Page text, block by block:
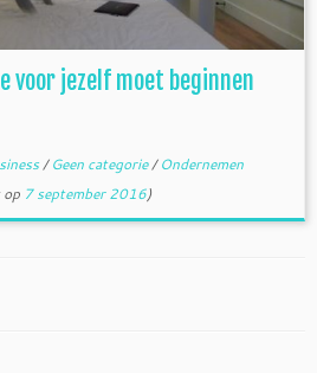
voor jezelf moet beginnen
/Geen categorie/Ondernemen
7 september 2016)